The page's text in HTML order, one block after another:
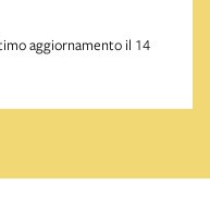
aggiornamento il 14